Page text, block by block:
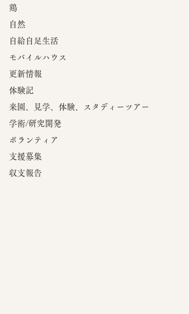
鶏
自然
自給自足生活
モバイルハウス
更新情報
体験記
来園、見学、体験、スタディーツアー
学術/研究開発
ボランティア
支援募集
収支報告